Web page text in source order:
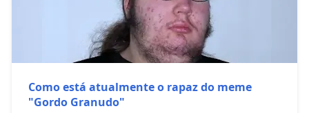
Como está atualmente o rapaz do meme
"Gordo Granudo"